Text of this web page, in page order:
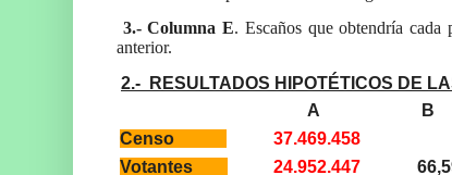
3.- Columna E. Escaños que obtendría
anterior.
2.- RESULTADOS HIPOTÉTICOS DE
A
B
Censo
37.469.458
Votantes
24.952.447